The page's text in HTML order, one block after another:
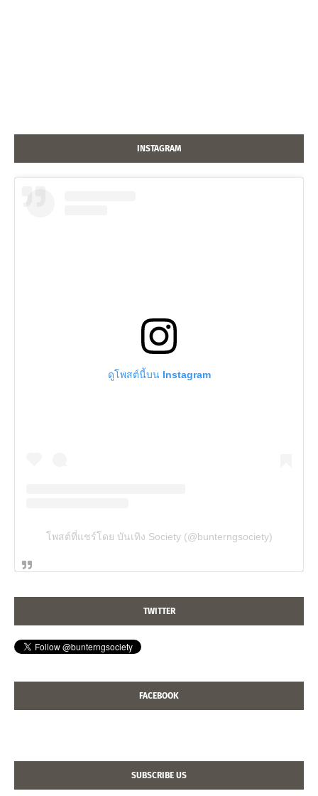
INSTAGRAM
ดูโพสต์นี้บน Instagram
โพสต์ที่แชร์โดย บันเทิง Society (@bunterngsociety)
TWITTER
FACEBOOK
SUBSCRIBE US